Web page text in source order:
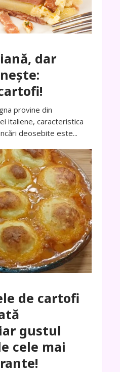
dar
provine din
italiene, caracteristica
deosebite este...
de cartofi
gustul
cele mai